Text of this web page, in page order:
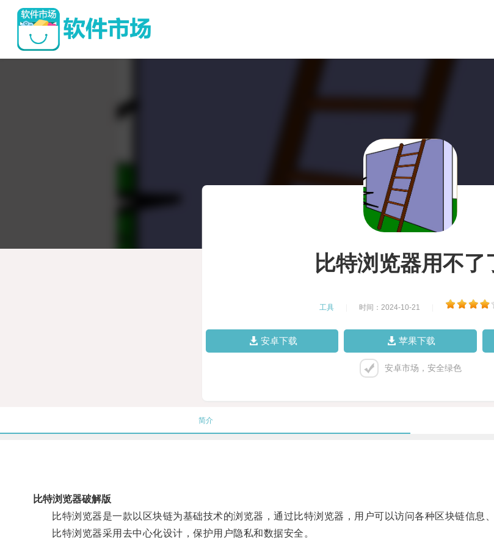
比特浏览器用不了
工具 时间：2024-10-21
安卓下载 苹果下载
安卓市场，安全绿色
简介
比特浏览器破解版
比特浏览器是一款以区块链为基础技术的浏览器，通过比特浏览器，用户可以访问各种区块链信息、
比特浏览器采用去中心化设计，保护用户隐私和数据安全。